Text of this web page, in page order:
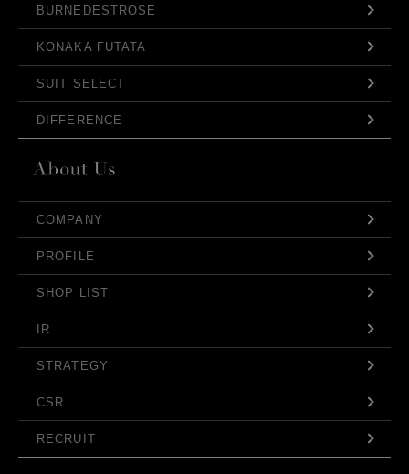
BURNEDESTROSE
KONAKA FUTATA
SUIT SELECT
DIFFERENCE
COMPANY
PROFILE
SHOP LIST
IR
STRATEGY
CSR
RECRUIT